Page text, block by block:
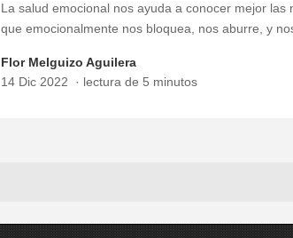
La salud emocional nos ayuda a conocer mejor
que emocionalmente nos bloquea, nos aburre, y
Flor Melguizo Aguilera
14 Dic 2022
lectura de 5 minutos